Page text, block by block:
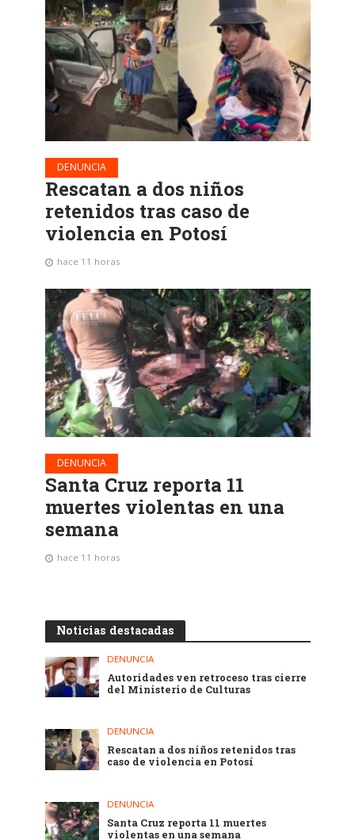
DENUNCIA
Rescatan a dos niños
retenidos tras caso de
violencia en Potosí
hace 11 horas
DENUNCIA
Santa Cruz reporta 11
muertes violentas en una
semana
hace 11 horas
Noticias destacadas
DENUNCIA
Autoridades ven retroceso tras cierre
del Ministerio de Culturas
DENUNCIA
Rescatan a dos niños retenidos tras
caso de violencia en Potosí
DENUNCIA
Santa Cruz reporta 11 muertes
violentas en una semana